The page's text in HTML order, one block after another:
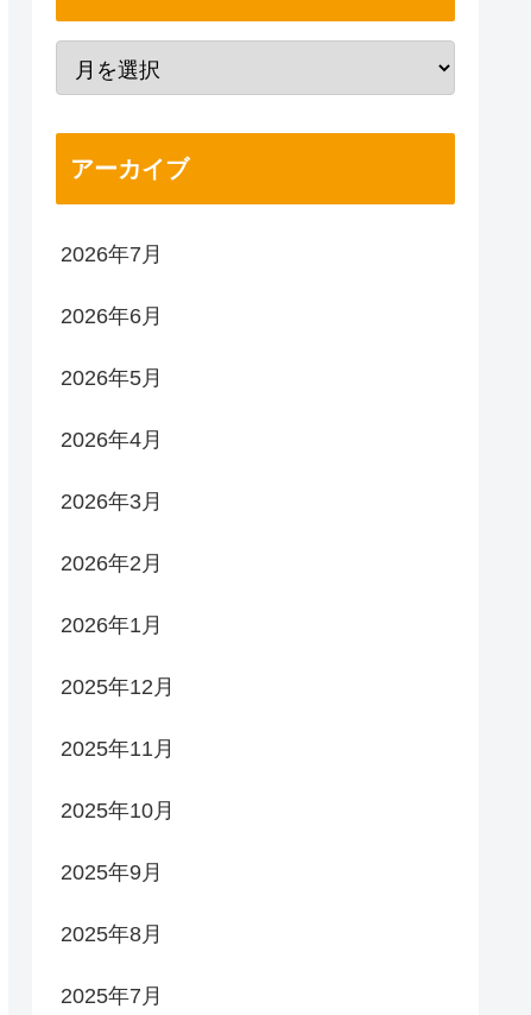
アーカイブ
2026年7月
2026年6月
2026年5月
2026年4月
2026年3月
2026年2月
2026年1月
2025年12月
2025年11月
2025年10月
2025年9月
2025年8月
2025年7月